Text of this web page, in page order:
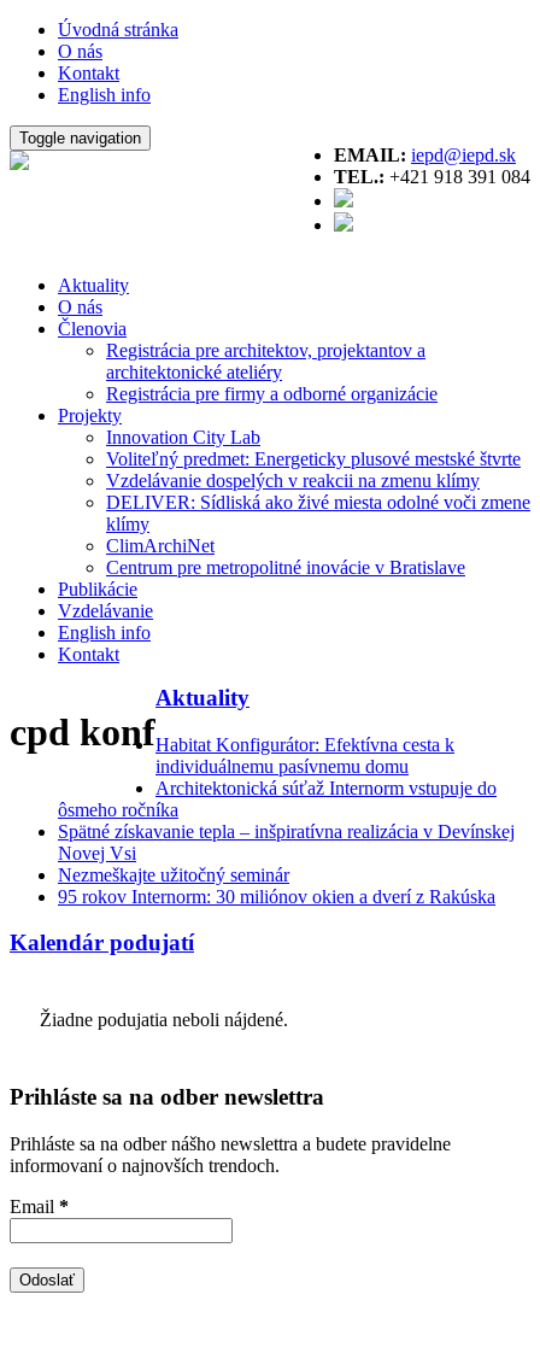
Úvodná stránka
O nás
Kontakt
English info
EMAIL: iepd@iepd.sk
TEL.: +421 918 391 084
Toggle navigation
Aktuality
O nás
Členovia
Registrácia pre architektov, projektantov a
architektonické ateliéry
Registrácia pre firmy a odborné organizácie
Projekty
Innovation City Lab
Voliteľný predmet: Energeticky plusové mestské štvrte
Vzdelávanie dospelých v reakcii na zmenu klímy
DELIVER: Sídliská ako živé miesta odolné voči zmene
klímy
ClimArchiNet
Centrum pre metropolitné inovácie v Bratislave
Publikácie
Vzdelávanie
English info
Kontakt
cpd konf
Aktuality
Habitat Konfigurátor: Efektívna cesta k
individuálnemu pasívnemu domu
Architektonická súťaž Internorm vstupuje do
ôsmeho ročníka
Spätné získavanie tepla – inšpiratívna realizácia v Devínskej
Novej Vsi
Nezmeškajte užitočný seminár
95 rokov Internorm: 30 miliónov okien a dverí z Rakúska
Kalendár podujatí
Žiadne podujatia neboli nájdené.
Prihláste sa na odber newslettra
Prihláste sa na odber nášho newslettra a budete pravidelne
informovaní o najnovších trendoch.
Email *